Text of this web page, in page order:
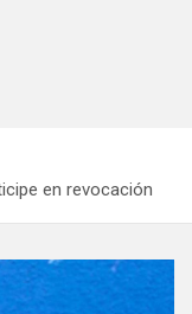
en revocación